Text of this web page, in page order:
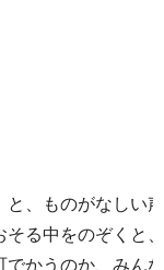
、ものがなしい
る中をのぞくと
でかうのか、みん